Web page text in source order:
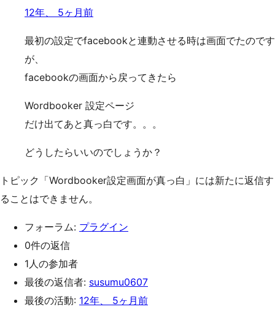
12年、 5ヶ月前
最初の設定でfacebookと連動させる時は画面でたのです
が、
facebookの画面から戻ってきたら
Wordbooker 設定ページ
だけ出てあと真っ白です。。。
どうしたらいいのでしょうか？
トピック「Wordbooker設定画面が真っ白」には新たに返信す
ることはできません。
フォーラム: プラグイン
0件の返信
1人の参加者
最後の返信者: susumu0607
最後の活動: 12年、 5ヶ月前